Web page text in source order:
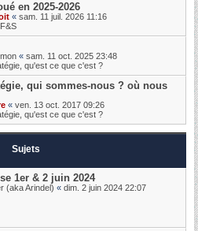
en 2025-2026
« sam. 11 juil. 2026 11:16
« sam. 11 oct. 2025 23:48
qu'est ce que c'est ?
qui sommes-nous ? où nous
« ven. 13 oct. 2017 09:26
qu'est ce que c'est ?
Sujets
1er & 2 juin 2024
(aka Arindel) « dim. 2 juin 2024 22:07